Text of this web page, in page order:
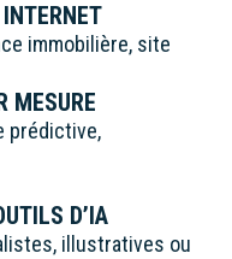
immobilière, site
MESURE
prédictive,
D’IA
illustratives ou